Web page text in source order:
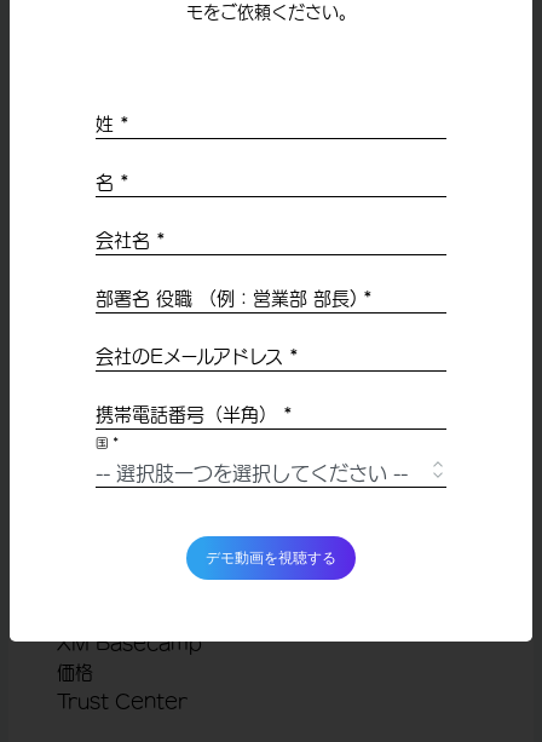
モをご依頼ください。
姓 *
名 *
会社名 *
部署名 役職 （例：営業部 部長) *
会社のEメールアドレス *
携帯電話番号（半角） *
国 *
デモ動画を視聴する
オンラインヘルプ
プロフェッショナルサービス
会社情報
採用情報
ニュースルーム
イベント・ウェビナー 一覧
XM Basecamp
価格
Trust Center